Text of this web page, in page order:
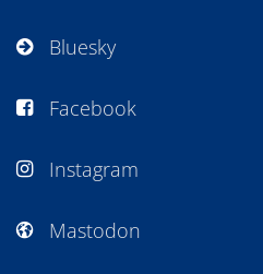
Bluesky
Facebook
Instagram
Mastodon